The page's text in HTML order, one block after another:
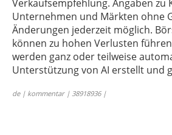
Verkaufsempfehlung. Angaben zu
Unternehmen und Märkten ohne
Änderungen jederzeit möglich.
können zu hohen Verlusten
werden ganz oder teilweise
Unterstützung von AI erstellt und
de | kommentar | 38918936 |